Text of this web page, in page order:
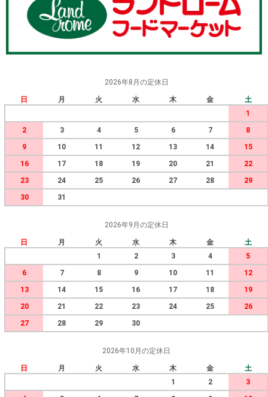
2026年8月の定休日
日 月 火 水 木 金
土
1
2
3 4 5 6 7
8
9
10 11 12 13 14
15
16
17 18 19 20 21
22
23
24 25 26 27 28
29
30
31
2026年9月の定休日
日 月 火 水 木 金
土
1
2 3 4
5
6
7 8 9 10 11
12
13
14 15 16 17 18
19
20
21 22 23 24 25
26
27
28 29 30
2026年10月の定休日
日 月 火 水 木 金
土
1
2
3